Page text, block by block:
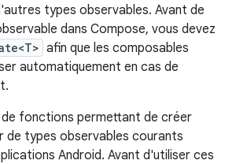
types observables. Avant de
dans Compose, vous devez
afin que les composables
automatiquement en cas de
fonctions permettant de créer
de types observables courants
Android. Avant d'utiliser ces